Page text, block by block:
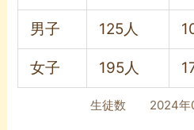
男子 125人
女子 195人
生徒数 2024年